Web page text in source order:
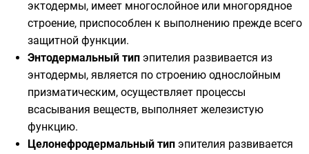
эктодермы, имеет многослойное или многорядное
строение, приспособлен к выполнению прежде всего
защитной функции.
Энтодермальный тип эпителия развивается из
энтодермы, является по строению однослойным
призматическим, осуществляет процессы
всасывания веществ, выполняет железистую
функцию.
Целонефродермальный тип эпителия развивается